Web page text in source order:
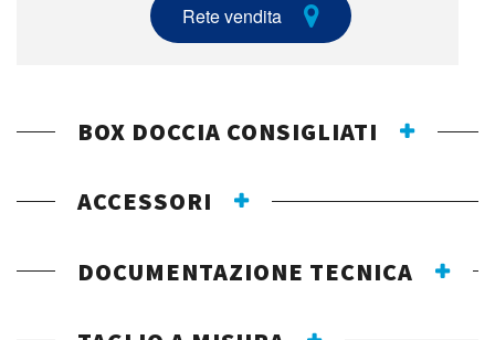
Rete vendita
BOX DOCCIA CONSIGLIATI
ACCESSORI
DOCUMENTAZIONE TECNICA